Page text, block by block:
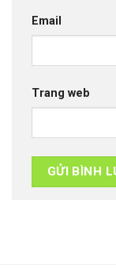
Email
Trang web